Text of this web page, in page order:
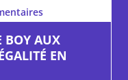
BOY AUX
EN